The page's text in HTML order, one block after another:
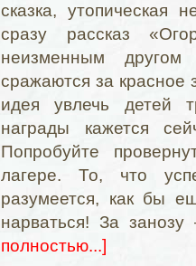
сказка,
сразу рассказ
неизменным
сражаются за красное
идея увлечь детей
награды кажется
Попробуйте
лагере. То, что
разумеется, как бы
нарваться! За
полностью...]